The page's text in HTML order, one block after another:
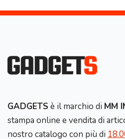
GADGETS è il marchio di MM
stampa online e vendita di
nostro catalogo con più di